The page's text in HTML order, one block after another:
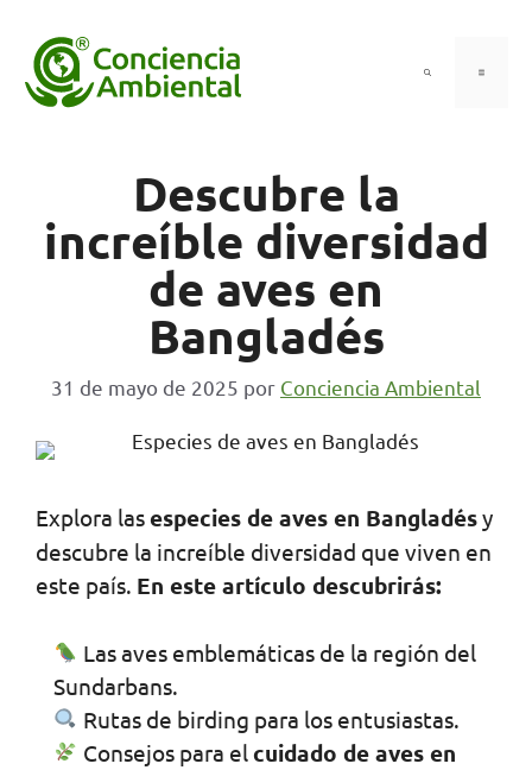
contenido
Menú
Descubre la
increíble diversidad
de aves en
Bangladés
31 de mayo de 2025 por Conciencia Ambiental
Explora lasespecies de aves en Bangladésy
descubre la increíble diversidad que viven en
este país. En este artículo descubrirás:
Las aves emblemáticas de la región del
Sundarbans.
Rutas de birding para los entusiastas.
Consejos para elcuidado de aves en